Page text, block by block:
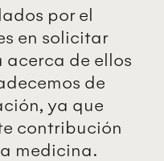
por el
en solicitar
de ellos
de
ya que
contribución
medicina.